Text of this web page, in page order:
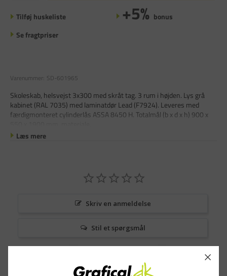
Tilføj huskeliste +5% bonus
Se fragtpriser
Varenummer: SD-601965
Skoleskab, helsvejst 3x300 med skråt tag. 3 rum i højden. Lys grå
kabinet (RAL 7035) med laminatdør Lead (F7924). Leveres med
færdigmonteret cylinderlås ASSA 8450 H. Totalmål (b x d x h) 900 x
Læs mere
Skriv en anmeldelse
Stil et spørgsmål